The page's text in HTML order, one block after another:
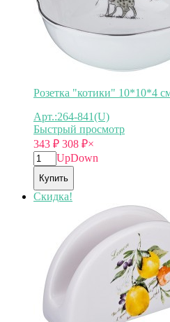
Розетка "котики" 10*10*4
Арт.:264-841(U)
Быстрый просмотр
343 ₽ 308 ₽×
UpDown
Купить
Скидка!